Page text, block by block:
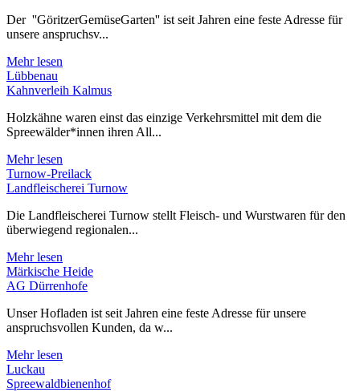
Der ''GöritzerGemüseGarten'' ist seit Jahren eine feste Adresse für
unsere anspruchsv...
Mehr lesen
Lübbenau
Kahnverleih Kalmus
Holzkähne waren einst das einzige Verkehrsmittel mit dem die
Spreewälder*innen ihren All...
Mehr lesen
Turnow-Preilack
Landfleischerei Turnow
Die Landfleischerei Turnow stellt Fleisch- und Wurstwaren für den
überwiegend regionalen...
Mehr lesen
Märkische Heide
AG Dürrenhofe
Unser Hofladen ist seit Jahren eine feste Adresse für unsere
anspruchsvollen Kunden, da w...
Mehr lesen
Luckau
Spreewaldbienenhof